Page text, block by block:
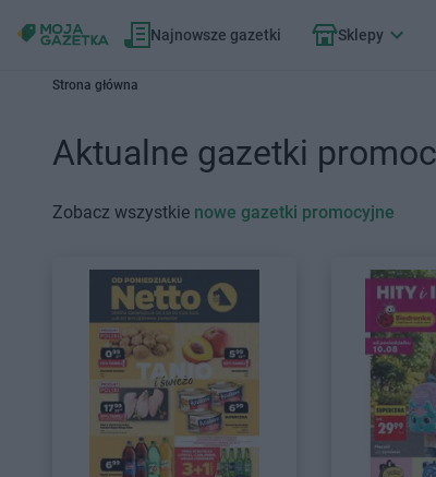
Najnowsze gazetki Sklepy
Strona główna
Aktualne gazetki
Zobacz wszystkie nowe gazetki promocyjne